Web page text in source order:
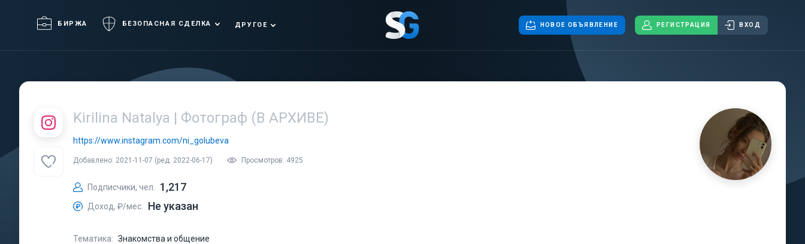
БИРЖА БЕЗОПАСНАЯ СДЕЛКА ДРУГОЕ НОВОЕ ОБЪЯВЛЕНИЕ РЕГИСТРАЦИЯ ВХОД
Kirilina Natalya | Фотограф (В АРХИВЕ)
https://www.instagram.com/ni_golubeva
Добавлено: 2021-11-07 (ред. 2022-06-17) Просмотров: 4925
Подписчики, чел. 1,217
Доход, ₽/мес. Не указан
Тематика: Знакомства и общение